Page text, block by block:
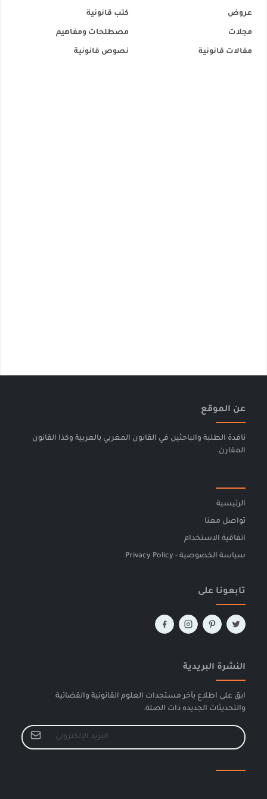
عروض كتب قانونية
مجلات مصطلحات ومفاهيم
مقالات قانونية نصوص قانونية
عن الموقع
نافدة الطلبة والباحثين في القانون المغربي بالعربية وكذا القانون
المقارن.
الرئيسية
تواصل معنا
اتفاقية الاستخدام
سياسة الخصوصية - Privacy Policy
تابعونا على
النشرة البريدية
ابق على اطلاع بآخر مستجدات العلوم القانونية والقضائية
والتحديثات الجديده ذات الصلة.